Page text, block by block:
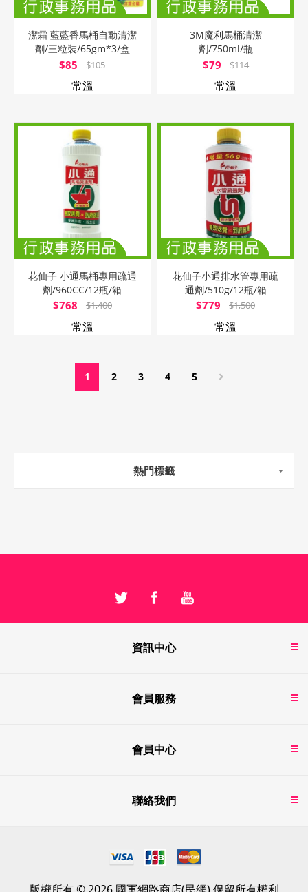
潔霜 藍藍香馬桶自動清潔
劑/三粒裝/65gm*3/盒
$85 $105
常溫
3M魔利馬桶清潔
劑/750ml/瓶
$79 $114
常溫
花仙子 小通馬桶專用疏通
劑/960CC/12瓶/箱
$768 $1,400
常溫
花仙子小通排水管專用疏
通劑/510g/12瓶/箱
$779 $1,500
常溫
1 2 3 4 5
熱門標籤
資訊中心
會員服務
會員中心
聯絡我們